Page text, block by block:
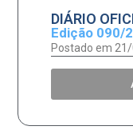
DIÁRIO
Edição 090/
Postado em